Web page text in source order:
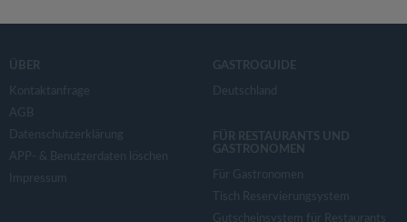
ÜBER
Kontaktanfrage
AGB
Datenschutzerklärung
APP- & Benutzerdaten löschen
Impressum
GASTROGUIDE
Deutschland
FÜR RESTAURANTS UND
GASTRONOMEN
Für Gastronomen
Tisch Reservierungsystem
Gutscheinsystem für Restaurants